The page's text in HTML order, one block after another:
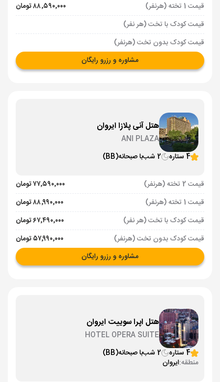
قیمت 1 تخته (هرنفر)
۸۸٬۵۹۰٬۰۰۰ تومان
قیمت کودک با تخت (هر نفر)
قیمت کودک بدون تخت (هرنفر)
مشاوره و رزرو رایگان
هتل آنی پلازا ایروان
ANI PLAZA
4 ستاره
2 شب با صبحانه(BB)
قیمت 2 تخته (هرنفر)
۷۷٬۵۹۰٬۰۰۰ تومان
قیمت 1 تخته (هرنفر)
۸۸٬۹۹۰٬۰۰۰ تومان
قیمت کودک با تخت (هر نفر)
۶۷٬۴۹۰٬۰۰۰ تومان
قیمت کودک بدون تخت (هرنفر)
۵۷٬۹۹۰٬۰۰۰ تومان
مشاوره و رزرو رایگان
هتل اپرا سوییت ایروان
HOTEL OPERA SUITE
4 ستاره
2 شب با صبحانه(BB)
منطقه:ایروان